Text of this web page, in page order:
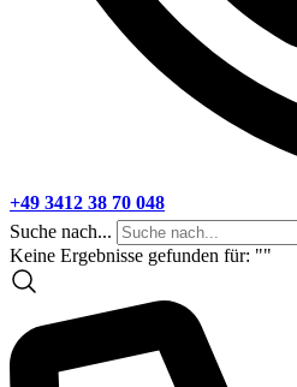
+49 3412 38 70 048
Suche nach...
Keine Ergebnisse gefunden für: ""